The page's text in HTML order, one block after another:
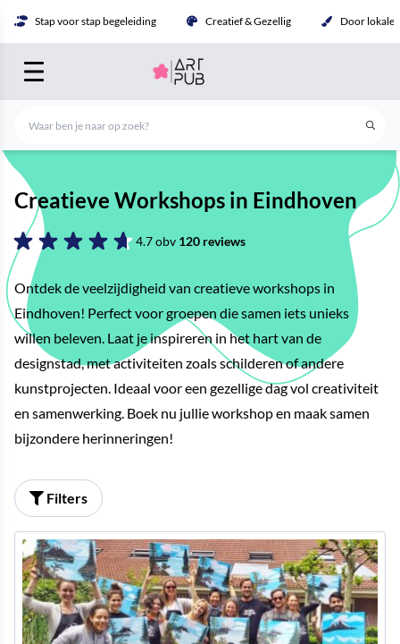
Stap voor stap begeleiding Creatief & Gezellig Door lokale
Creatieve Workshops in Eindhoven
4.7 obv 120 reviews
Ontdek de veelzijdigheid van creatieve workshops in
Eindhoven! Perfect voor groepen die samen iets unieks
willen beleven. Laat je inspireren in het hart van de
designstad, met activiteiten zoals schilderen of andere
kunstprojecten. Ideaal voor een gezellige dag vol creativiteit
en samenwerking. Boek nu jullie workshop en maak samen
bijzondere herinneringen!
Filters